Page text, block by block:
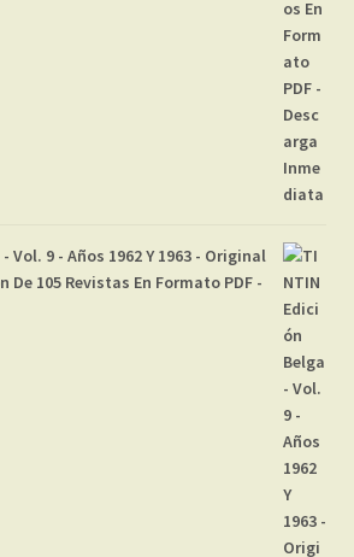
Vol. 9 - Años 1962 Y 1963 - Original
De 105 Revistas En Formato PDF -